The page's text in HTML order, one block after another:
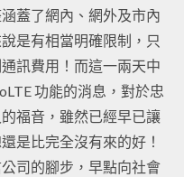
蓋了網內、網外及市內
是有相當明確限制，只
訊費用！而這一兩天中
功能的消息，對於忠
福音，雖然已經早已讓
是比完全沒有來的好！
司的腳步，早點向社會